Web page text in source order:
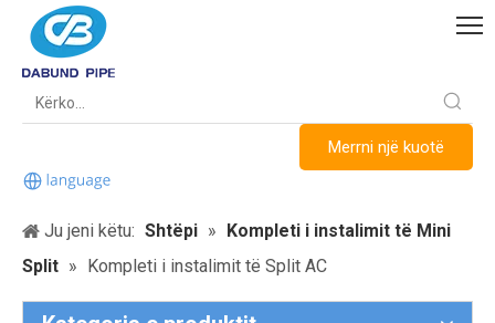
Merrni një kuotë
Ju jeni këtu: Shtëpi » Kompleti i instalimit të Mini
Split » Kompleti i instalimit të Split AC